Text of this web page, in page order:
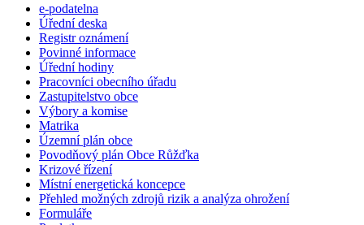
e-podatelna
Úřední deska
Registr oznámení
Povinné informace
Úřední hodiny
Pracovníci obecního úřadu
Zastupitelstvo obce
Výbory a komise
Matrika
Územní plán obce
Povodňový plán Obce Růžďka
Krizové řízení
Místní energetická koncepce
Přehled možných zdrojů rizik a analýza ohrožení
Formuláře